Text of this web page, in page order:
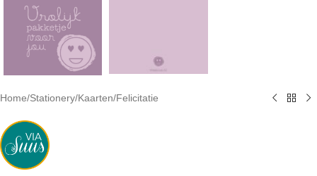
Home/Stationery/Kaarten/Felicitatie